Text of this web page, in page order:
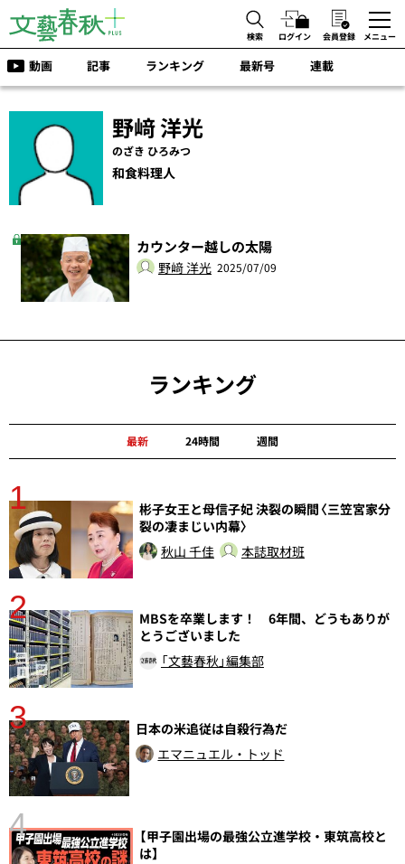
検索 ログイン 会員登録 メニュー
動画 記事 ランキング 最新号 連載
野﨑 洋光
のざき ひろみつ
和食料理人
カウンター越しの太陽
野﨑 洋光 2025/07/09
ランキング
最新 24時間 週間
1
彬子女王と母信子妃 決裂の瞬間〈三笠宮家分
裂の凄まじい内幕〉
秋山 千佳
本誌取材班
2
MBSを卒業します！ 6年間、どうもありが
とうございました
「文藝春秋」編集部
3
日本の米追従は自殺行為だ
エマニュエル・トッド
4
【甲子園出場の最強公立進学校・東筑高校と
は】